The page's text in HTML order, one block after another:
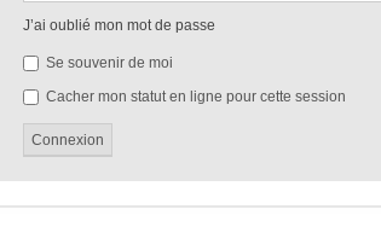
J’ai oublié mon mot de passe
Se souvenir de moi
Cacher mon statut en ligne pour cette session